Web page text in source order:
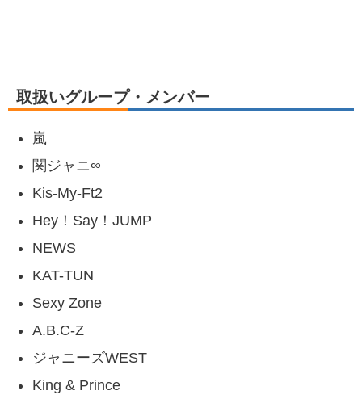
取扱いグループ・メンバー
嵐
関ジャニ∞
Kis-My-Ft2
Hey！Say！JUMP
NEWS
KAT-TUN
Sexy Zone
A.B.C-Z
ジャニーズWEST
King & Prince